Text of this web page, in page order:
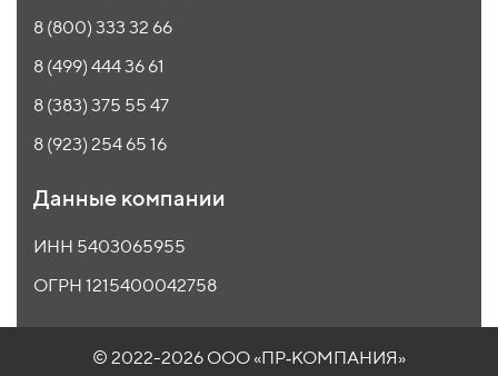
8 (800) 333 32 66
8 (499) 444 36 61
8 (383) 375 55 47
8 (923) 254 65 16
Данные компании
ИНН 5403065955
ОГРН 1215400042758
© 2022-2026 ООО «ПР‑КОМПАНИЯ»